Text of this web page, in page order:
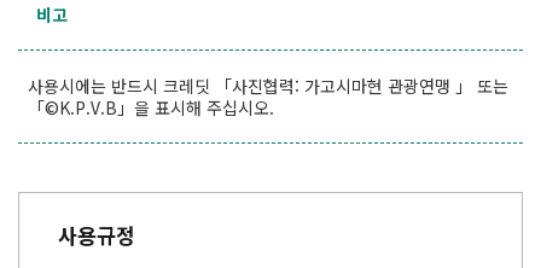
비고
사용시에는 반드시 크레딧 「사진협력: 가고시마현 관광연맹 」 또는
「©K.P.V.B」을 표시해 주십시오.
사용규정